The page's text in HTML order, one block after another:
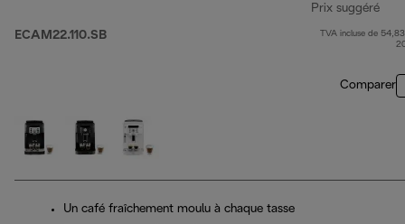
ECAM22.110.SB
Prix suggéré
TVA incluse de
Comparer
Un café fraîchement moulu à chaque tasse